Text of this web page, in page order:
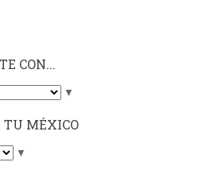
CON...
▼
TU MÉXICO
▼